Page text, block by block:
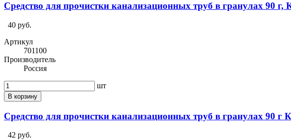
Средство для прочистки канализационных труб в гранулах 90
40 руб.
Артикул
701100
Производитель
Россия
шт
В корзину
Средство для прочистки канализационных труб в гранулах 90
42 руб.